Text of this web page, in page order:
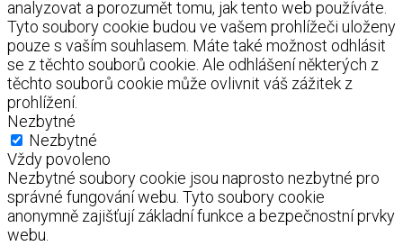
analyzovat a porozumět tomu, jak tento web používáte.
Tyto soubory cookie budou ve vašem prohlížeči uloženy
pouze s vaším souhlasem. Máte také možnost odhlásit
se z těchto souborů cookie. Ale odhlášení některých z
těchto souborů cookie může ovlivnit váš zážitek z
prohlížení.
Nezbytné
Nezbytné
Vždy povoleno
Nezbytné soubory cookie jsou naprosto nezbytné pro
správné fungování webu. Tyto soubory cookie
anonymně zajišťují základní funkce a bezpečnostní prvky
webu.